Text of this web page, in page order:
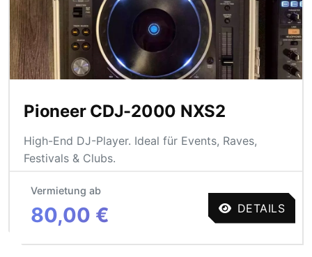
Pioneer CDJ-2000 NXS2
High-End DJ-Player. Ideal für Events, Raves,
Festivals & Clubs.
Vermietung ab
80,00 € DETAILS